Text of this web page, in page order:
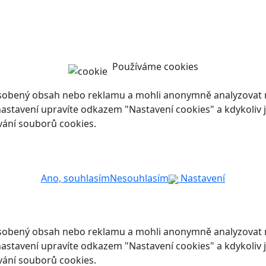
Používáme cookies
obsah nebo reklamu a mohli anonymně
upravíte odkazem "Nastavení cookies" a
souborů cookies.
Ano, souhlasímNesouhlasím Nastavení
obsah nebo reklamu a mohli anonymně
upravíte odkazem "Nastavení cookies" a
souborů cookies.